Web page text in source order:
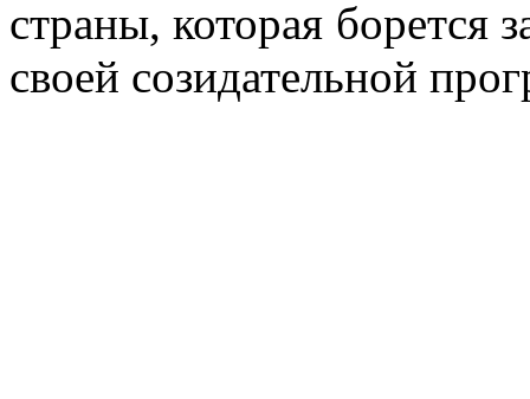
страны, которая борется
своей созидательной